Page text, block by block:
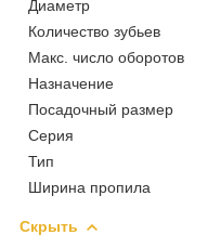
Диаметр
Количество зубьев
Макс. число оборотов
Назначение
Посадочный размер
Серия
Тип
Ширина пропила
Скрыть